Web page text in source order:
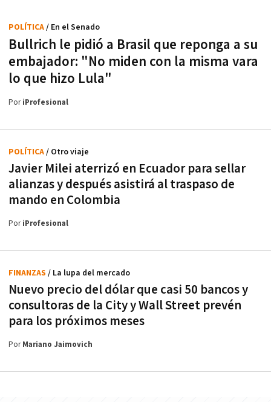
Bullrich le pidió a Brasil que reponga a su
embajador: "No miden con la misma vara
lo que hizo Lula"
POLÍTICA/ En el Senado
PoriProfesional
Javier Milei aterrizó en Ecuador para sellar
alianzas y después asistirá al traspaso de
mando en Colombia
POLÍTICA/ Otro viaje
PoriProfesional
Nuevo precio del dólar que casi 50 bancos y
consultoras de la City y Wall Street prevén
para los próximos meses
FINANZAS / La lupa del mercado
PorMariano Jaimovich